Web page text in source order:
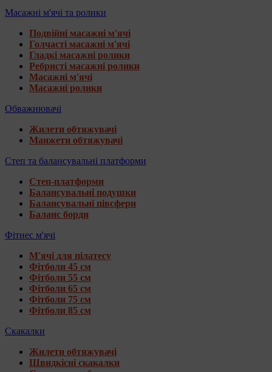
Масажні м'ячі та ролики
Подвійні масажні м'ячі
Голчасті масажні м'ячі
Гладкі масажні ролики
Ребристі масажні ролики
Масажні м'ячі
Масажні ролики
Обважнювачі
Жилети обтяжувачі
Манжети обтяжувачі
Степ та балансувальні платформи
Степ-платформи
Балансувальні подушки
Балансувальні півсфери
Баланс борди
Фітнес м'ячі
М'ячі для пілатесу
Фітболи 45 см
Фітболи 55 см
Фітболи 65 см
Фітболи 75 см
Фітболи 85 см
Скакалки
Жилети обтяжувачі
Швидкісні скакалки